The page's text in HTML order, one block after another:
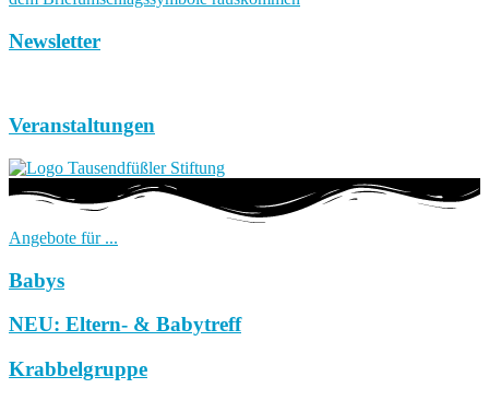
Newsletter
Veranstaltungen
Angebote für ...
Babys
NEU: Eltern- & Babytreff
Krabbelgruppe